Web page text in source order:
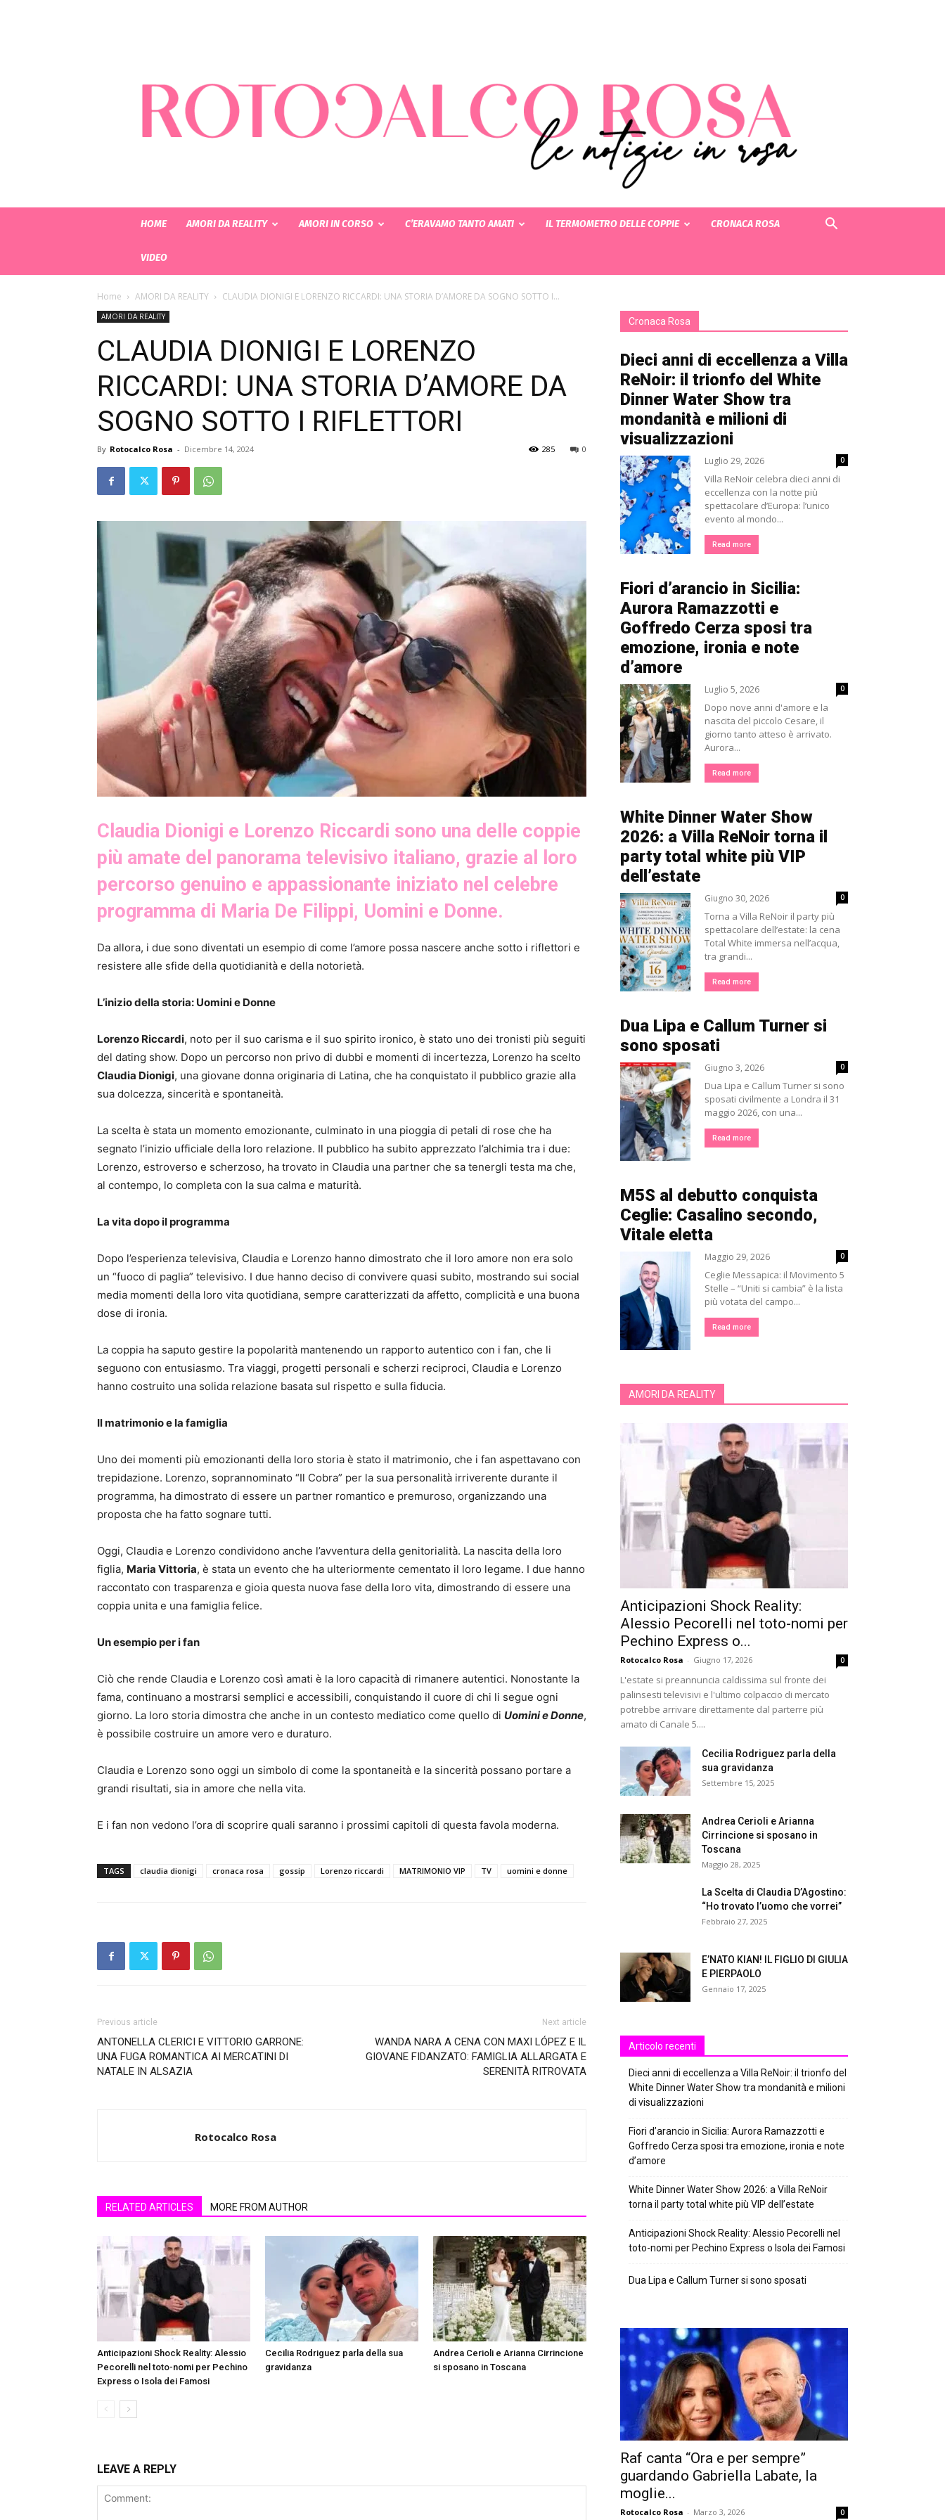
HOME AMORI DA REALITY AMORI IN CORSO C’ERAVAMO TANTO AMATI IL TERMOMETRO DELLE COPPIE CRONACA ROSA
VIDEO
Home AMORI DA REALITY CLAUDIA DIONIGI E LORENZO RICCARDI: UNA STORIA D’AMORE DA SOGNO SOTTO I...
AMORI DA REALITY
CLAUDIA DIONIGI E LORENZO
RICCARDI: UNA STORIA D’AMORE DA
SOGNO SOTTO I RIFLETTORI
By Rotocalco Rosa - Dicembre 14, 2024 0
285
Claudia Dionigi e Lorenzo Riccardi sono una delle coppie
più amate del panorama televisivo italiano, grazie al loro
percorso genuino e appassionante iniziato nel celebre
programma di Maria De Filippi, Uomini e Donne.
Da allora, i due sono diventati un esempio di come l’amore possa nascere anche sotto i riflettori e
resistere alle sfide della quotidianità e della notorietà.
L’inizio della storia: Uomini e Donne
Lorenzo Riccardi, noto per il suo carisma e il suo spirito ironico, è stato uno dei tronisti più seguiti
del dating show. Dopo un percorso non privo di dubbi e momenti di incertezza, Lorenzo ha scelto
Claudia Dionigi, una giovane donna originaria di Latina, che ha conquistato il pubblico grazie alla
sua dolcezza, sincerità e spontaneità.
La scelta è stata un momento emozionante, culminato in una pioggia di petali di rose che ha
segnato l’inizio ufficiale della loro relazione. Il pubblico ha subito apprezzato l’alchimia tra i due:
Lorenzo, estroverso e scherzoso, ha trovato in Claudia una partner che sa tenergli testa ma che,
al contempo, lo completa con la sua calma e maturità.
La vita dopo il programma
Dopo l’esperienza televisiva, Claudia e Lorenzo hanno dimostrato che il loro amore non era solo
un “fuoco di paglia” televisivo. I due hanno deciso di convivere quasi subito, mostrando sui social
media momenti della loro vita quotidiana, sempre caratterizzati da affetto, complicità e una buona
dose di ironia.
La coppia ha saputo gestire la popolarità mantenendo un rapporto autentico con i fan, che li
seguono con entusiasmo. Tra viaggi, progetti personali e scherzi reciproci, Claudia e Lorenzo
hanno costruito una solida relazione basata sul rispetto e sulla fiducia.
Il matrimonio e la famiglia
Uno dei momenti più emozionanti della loro storia è stato il matrimonio, che i fan aspettavano con
trepidazione. Lorenzo, soprannominato “Il Cobra” per la sua personalità irriverente durante il
programma, ha dimostrato di essere un partner romantico e premuroso, organizzando una
proposta che ha fatto sognare tutti.
Oggi, Claudia e Lorenzo condividono anche l’avventura della genitorialità. La nascita della loro
figlia, Maria Vittoria, è stata un evento che ha ulteriormente cementato il loro legame. I due hanno
raccontato con trasparenza e gioia questa nuova fase della loro vita, dimostrando di essere una
coppia unita e una famiglia felice.
Un esempio per i fan
Ciò che rende Claudia e Lorenzo così amati è la loro capacità di rimanere autentici. Nonostante la
fama, continuano a mostrarsi semplici e accessibili, conquistando il cuore di chi li segue ogni
giorno. La loro storia dimostra che anche in un contesto mediatico come quello di Uomini e Donne,
è possibile costruire un amore vero e duraturo.
Claudia e Lorenzo sono oggi un simbolo di come la spontaneità e la sincerità possano portare a
grandi risultati, sia in amore che nella vita.
E i fan non vedono l’ora di scoprire quali saranno i prossimi capitoli di questa favola moderna.
TAGS claudia dionigi cronaca rosa gossip Lorenzo riccardi MATRIMONIO VIP TV uomini e donne
Previous article
ANTONELLA CLERICI E VITTORIO GARRONE:
UNA FUGA ROMANTICA AI MERCATINI DI
NATALE IN ALSAZIA
Next article
WANDA NARA A CENA CON MAXI LÓPEZ E IL
GIOVANE FIDANZATO: FAMIGLIA ALLARGATA E
SERENITÀ RITROVATA
Rotocalco Rosa
RELATED ARTICLES MORE FROM AUTHOR
Anticipazioni Shock Reality: Alessio
Pecorelli nel toto-nomi per Pechino
Express o Isola dei Famosi
Cecilia Rodriguez parla della sua
gravidanza
Andrea Cerioli e Arianna Cirrincione
si sposano in Toscana
LEAVE A REPLY
Cronaca Rosa
Dieci anni di eccellenza a Villa
ReNoir: il trionfo del White
Dinner Water Show tra
mondanità e milioni di
visualizzazioni
Luglio 29, 2026 0
Villa ReNoir celebra dieci anni di
eccellenza con la notte più
spettacolare d’Europa: l’unico
evento al mondo...
Read more
Fiori d’arancio in Sicilia:
Aurora Ramazzotti e
Goffredo Cerza sposi tra
emozione, ironia e note
d’amore
Luglio 5, 2026 0
Dopo nove anni d'amore e la
nascita del piccolo Cesare, il
giorno tanto atteso è arrivato.
Aurora...
Read more
White Dinner Water Show
2026: a Villa ReNoir torna il
party total white più VIP
dell’estate
Giugno 30, 2026 0
Torna a Villa ReNoir il party più
spettacolare dell’estate: la cena
Total White immersa nell’acqua,
tra grandi...
Read more
Dua Lipa e Callum Turner si
sono sposati
Giugno 3, 2026 0
Dua Lipa e Callum Turner si sono
sposati civilmente a Londra il 31
maggio 2026, con una...
Read more
M5S al debutto conquista
Ceglie: Casalino secondo,
Vitale eletta
Maggio 29, 2026 0
Ceglie Messapica: il Movimento 5
Stelle – “Uniti si cambia” è la lista
più votata del campo...
Read more
AMORI DA REALITY
Anticipazioni Shock Reality:
Alessio Pecorelli nel toto-nomi per
Pechino Express o...
Rotocalco Rosa - Giugno 17, 2026 0
L'estate si preannuncia caldissima sul fronte dei
palinsesti televisivi e l'ultimo colpaccio di mercato
potrebbe arrivare direttamente dal parterre più
amato di Canale 5....
Cecilia Rodriguez parla della
sua gravidanza
Settembre 15, 2025
Andrea Cerioli e Arianna
Cirrincione si sposano in
Toscana
Maggio 28, 2025
La Scelta di Claudia D’Agostino:
“Ho trovato l’uomo che vorrei”
Febbraio 27, 2025
E’NATO KIAN! IL FIGLIO DI GIULIA
E PIERPAOLO
Gennaio 17, 2025
Articolo recenti
Dieci anni di eccellenza a Villa ReNoir: il trionfo del
White Dinner Water Show tra mondanità e milioni
di visualizzazioni
Fiori d’arancio in Sicilia: Aurora Ramazzotti e
Goffredo Cerza sposi tra emozione, ironia e note
d’amore
White Dinner Water Show 2026: a Villa ReNoir
torna il party total white più VIP dell’estate
Anticipazioni Shock Reality: Alessio Pecorelli nel
toto-nomi per Pechino Express o Isola dei Famosi
Dua Lipa e Callum Turner si sono sposati
Raf canta “Ora e per sempre”
guardando Gabriella Labate, la
moglie...
Rotocalco Rosa - Marzo 3, 2026 0